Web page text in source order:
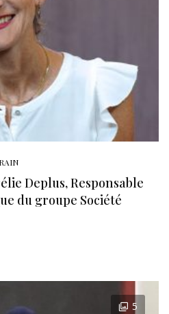
Deplus, Responsable
du groupe Société
5